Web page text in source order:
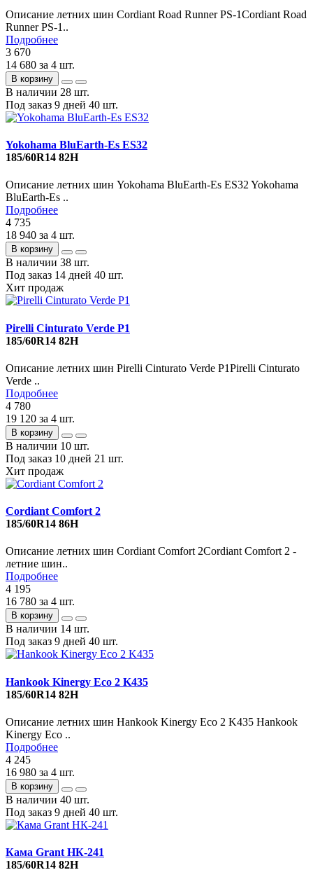
Описание летних шин Cordiant Road Runner PS-1Cordiant Road
Runner PS-1..
Подробнее
3 670
14 680 за 4 шт.
В корзину
В наличии 28 шт.
Под заказ 9 дней 40 шт.
Yokohama BluEarth-Es ES32
185/60R14 82H
Описание летних шин Yokohama BluEarth-Es ES32 Yokohama
BluEarth-Es ..
Подробнее
4 735
18 940 за 4 шт.
В корзину
В наличии 38 шт.
Под заказ 14 дней 40 шт.
Хит продаж
Pirelli Cinturato Verde P1
185/60R14 82H
Описание летних шин Pirelli Cinturato Verde P1Pirelli Cinturato
Verde ..
Подробнее
4 780
19 120 за 4 шт.
В корзину
В наличии 10 шт.
Под заказ 10 дней 21 шт.
Хит продаж
Cordiant Comfort 2
185/60R14 86H
Описание летних шин Cordiant Comfort 2Cordiant Comfort 2 -
летние шин..
Подробнее
4 195
16 780 за 4 шт.
В корзину
В наличии 14 шт.
Под заказ 9 дней 40 шт.
Hankook Kinergy Eco 2 K435
185/60R14 82H
Описание летних шин Hankook Kinergy Eco 2 K435 Hankook
Kinergy Eco ..
Подробнее
4 245
16 980 за 4 шт.
В корзину
В наличии 40 шт.
Под заказ 9 дней 40 шт.
Кама Grant НК-241
185/60R14 82H